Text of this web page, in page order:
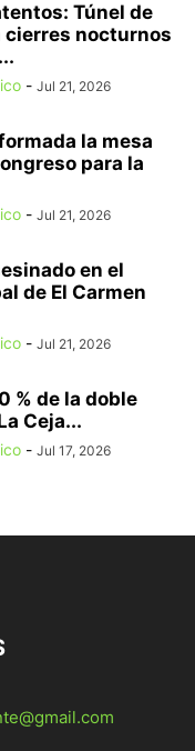
Túnel de
cierres nocturnos
- Jul 21, 2026
la mesa
para la
- Jul 21, 2026
en el
de El Carmen
- Jul 21, 2026
% de la doble
Ceja...
- Jul 17, 2026